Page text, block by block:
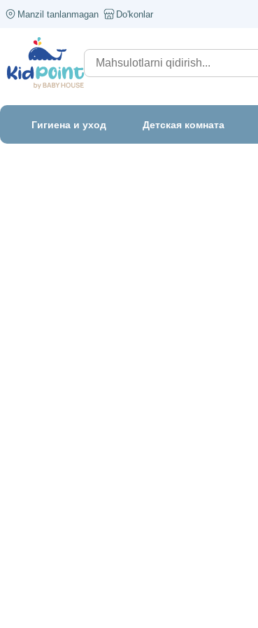
Manzil tanlanmagan Do'konlar
Гигиена и уход Детская комната